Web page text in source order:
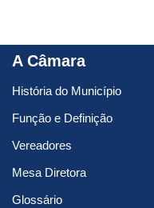
A Câmara
História do Município
Função e Definição
Vereadores
Mesa Diretora
Glossário